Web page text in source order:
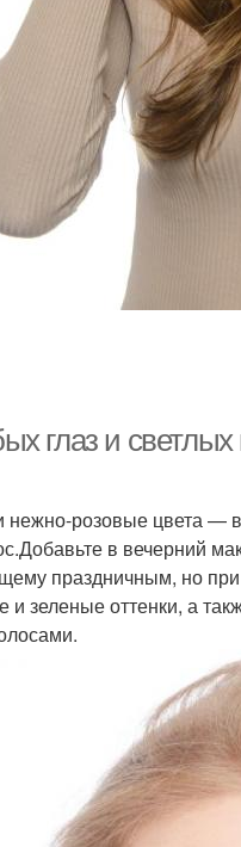
глаз и
розовые цвета —
в вечерний
праздничным, но
зеленые оттенки, а